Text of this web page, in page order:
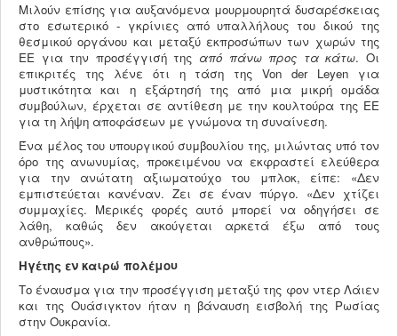
Μιλούν επίσης για αυξανόμενα μουρμουρητά δυσαρέσκειας
στο εσωτερικό - γκρίνιες από υπαλλήλους του δικού της
θεσμικού οργάνου και μεταξύ εκπροσώπων των χωρών της
ΕΕ για την προσέγγισή της από πάνω προς τα κάτω. Οι
επικριτές της λένε ότι η τάση της Von der Leyen για
μυστικότητα και η εξάρτησή της από μια μικρή ομάδα
συμβούλων, έρχεται σε αντίθεση με την κουλτούρα της ΕΕ
για τη λήψη αποφάσεων με γνώμονα τη συναίνεση.
Ένα μέλος του υπουργικού συμβουλίου της, μιλώντας υπό τον
όρο της ανωνυμίας, προκειμένου να εκφραστεί ελεύθερα
για την ανώτατη αξιωματούχο του μπλοκ, είπε: «Δεν
εμπιστεύεται κανέναν. Ζει σε έναν πύργο. «Δεν χτίζει
συμμαχίες. Μερικές φορές αυτό μπορεί να οδηγήσει σε
λάθη, καθώς δεν ακούγεται αρκετά έξω από τους
ανθρώπους».
Ηγέτης εν καιρώ πολέμου
Το έναυσμα για την προσέγγιση μεταξύ της φον ντερ Λάιεν
και της Ουάσιγκτον ήταν η βάναυση εισβολή της Ρωσίας
στην Ουκρανία.